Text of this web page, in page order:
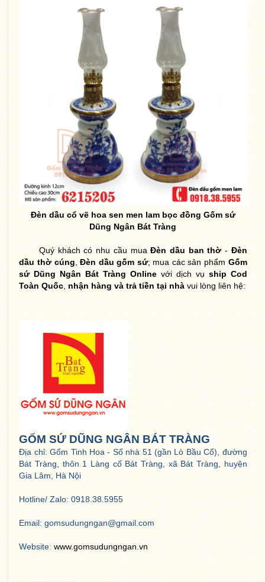
Đèn dầu cổ vẽ hoa sen men lam bọc đồng Gốm sứ
Dũng Ngân Bát Tràng
Quý khách có nhu cầu muaĐèn dầu ban thờ - Đèn
dầu thờ cúng,Đèn dầu gốm sứ; mua các sản phẩmGốm
sứ Dũng Ngân Bát Tràng Online với dịch vụ ship Cod
Toàn Quốc,nhận hàng và trả tiền tại nhà vui lòng liên hệ:
GỐM SỨ DŨNG NGÂN BÁT TRÀNG
Địa chỉ: Gốm Tinh Hoa - Số nhà 51 (gần Lò Bầu Cổ), đường
Bát Tràng, thôn 1 Làng cổ Bát Tràng, xã Bát Tràng, huyện
Gia Lâm, Hà Nội
Hotline/ Zalo: 0918.38.5955
Email: gomsudungngan@gmail.com
Website:www.gomsudungngan.vn